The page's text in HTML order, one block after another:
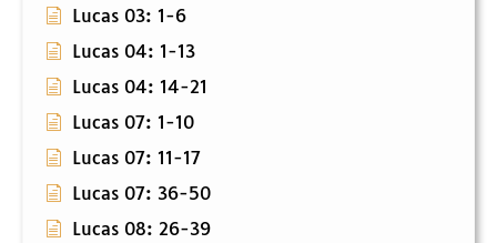
Lucas 03: 1-6
Lucas 04: 1-13
Lucas 04: 14-21
Lucas 07: 1-10
Lucas 07: 11-17
Lucas 07: 36-50
Lucas 08: 26-39